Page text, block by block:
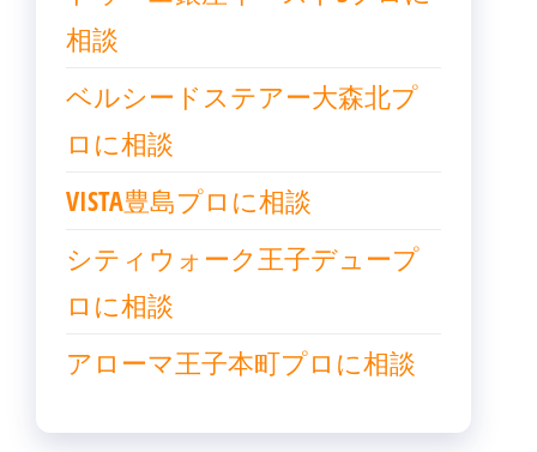
相談
ベルシードステアー大森北プ
ロに相談
VISTA豊島プロに相談
シティウォーク王子デュープ
ロに相談
アローマ王子本町プロに相談